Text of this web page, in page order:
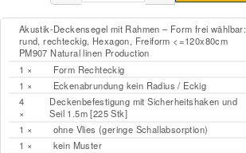
Akustik-Deckensegel mit Rahmen – Form frei wählbar:
rund, rechteckig, Hexagon, Freiform <=120x80cm
PM907 Natural linen Production
1 ×
Form Rechteckig
1 ×
Eckenabrundung kein Radius / Eckig
4
×
Deckenbefestigung mit Sicherheitshaken und
Seil 1.5m [225 Stk]
1 ×
ohne Vlies (geringe Schallabsorption)
1 ×
kein Muster